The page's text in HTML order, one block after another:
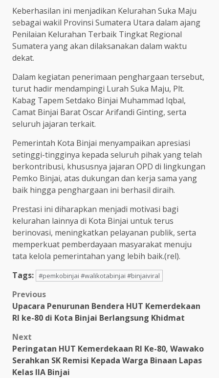
Keberhasilan ini menjadikan Kelurahan Suka Maju
sebagai wakil Provinsi Sumatera Utara dalam ajang
Penilaian Kelurahan Terbaik Tingkat Regional
Sumatera yang akan dilaksanakan dalam waktu
dekat.
Dalam kegiatan penerimaan penghargaan tersebut,
turut hadir mendampingi Lurah Suka Maju, Plt.
Kabag Tapem Setdako Binjai Muhammad Iqbal,
Camat Binjai Barat Oscar Arifandi Ginting, serta
seluruh jajaran terkait.
Pemerintah Kota Binjai menyampaikan apresiasi
setinggi-tingginya kepada seluruh pihak yang telah
berkontribusi, khususnya jajaran OPD di lingkungan
Pemko Binjai, atas dukungan dan kerja sama yang
baik hingga penghargaan ini berhasil diraih.
Prestasi ini diharapkan menjadi motivasi bagi
kelurahan lainnya di Kota Binjai untuk terus
berinovasi, meningkatkan pelayanan publik, serta
memperkuat pemberdayaan masyarakat menuju
tata kelola pemerintahan yang lebih baik.(rel).
Tags: #pemkobinjai #walikotabinjai #binjaiviral
Post
navigation
Previous
Upacara Penurunan Bendera HUT Kemerdekaan
RI ke-80 di Kota Binjai Berlangsung Khidmat
Next
Peringatan HUT Kemerdekaan RI Ke-80, Wawako
Serahkan SK Remisi Kepada Warga Binaan Lapas
Kelas IIA Binjai